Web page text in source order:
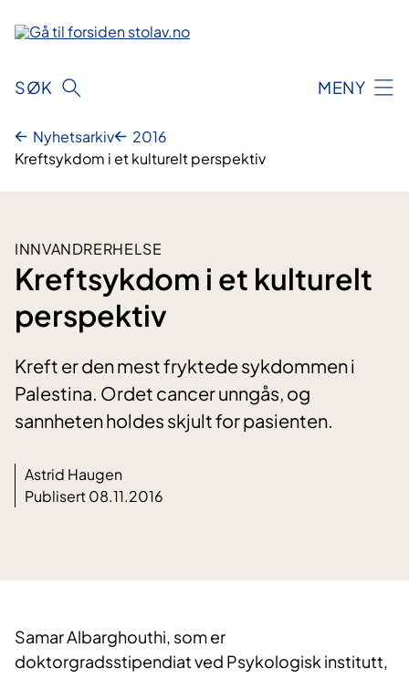
innhold
SØK MENY
Nyhetsarkiv
2016
Kreftsykdom i et kulturelt perspektiv
INNVANDRERHELSE
Kreftsykdom i et kulturelt
perspektiv
Kreft er den mest fryktede sykdommen i
Palestina. Ordet cancer unngås, og
sannheten holdes skjult for pasienten.
Astrid Haugen
Publisert 08.11.2016
​Samar Albarghouthi, som er
doktorgradsstipendiat ved Psykologisk institutt,